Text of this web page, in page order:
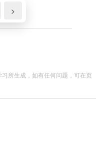
>
所生成，如有任何问题，可在页